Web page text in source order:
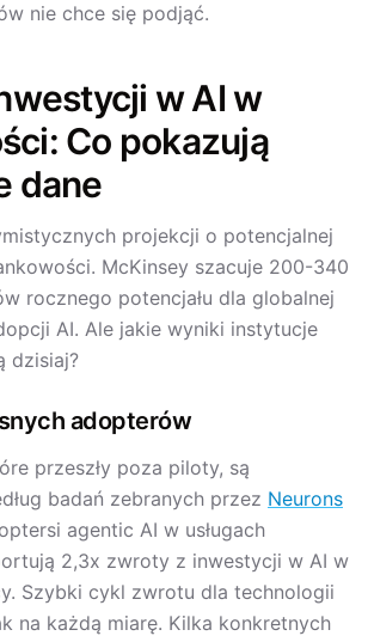
nie chce się podjąć.
w AI w
Co pokazują
dane
projekcji o potencjalnej
McKinsey szacuje 200-340
rocznego potencjału dla globalnej
AI. Ale jakie wyniki instytucje
dzisiaj?
adopterów
przeszły poza piloty, są
badań zebranych przez Neurons
agentic AI w usługach
2,3x zwroty z inwestycji w AI w
Szybki cykl zwrotu dla technologii
na każdą miarę. Kilka konkretnych